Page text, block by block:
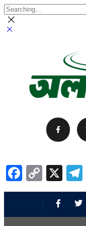
Facebook
Copy
Link
X